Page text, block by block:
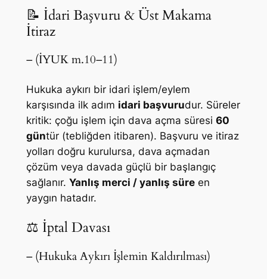
📝 İdari Başvuru & Üst Makama
İtiraz
– (İYUK m.10–11)
Hukuka aykırı bir idari işlem/eylem
karşısında ilk adım idari başvurudur. Süreler
kritik: çoğu işlem için dava açma süresi 60
güntür (tebliğden itibaren). Başvuru ve itiraz
yolları doğru kurulursa, dava açmadan
çözüm veya davada güçlü bir başlangıç
sağlanır. Yanlış merci / yanlış süreen
yaygın hatadır.
⚖️ İptal Davası
– (Hukuka Aykırı İşlemin Kaldırılması)